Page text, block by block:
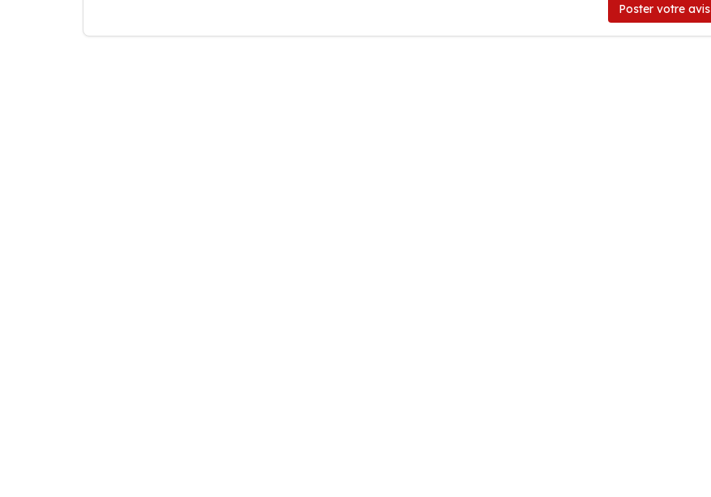
Poster votre avis